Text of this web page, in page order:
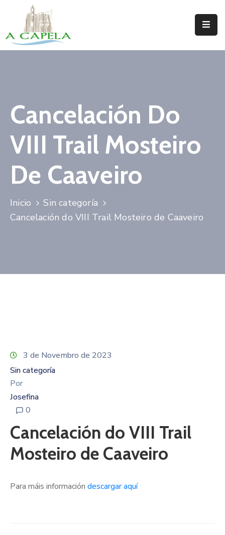
Inicio
Servizos
Turismo
Trámites
Novas
Cancelación Do
VIII Trail Mosteiro
De Caaveiro
Inicio
Sin categoría
Cancelación do VIII Trail Mosteiro de Caaveiro
3 de Novembro de 2023
Sin categoría
Por
Josefina
0
Cancelación do VIII Trail
Mosteiro de Caaveiro
Para máis información descargar aquí